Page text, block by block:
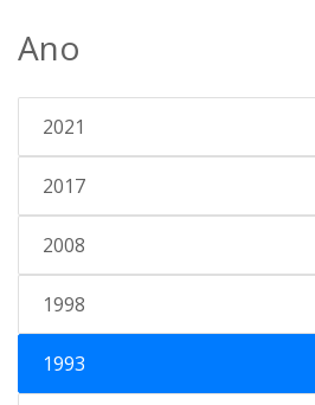
Ano
2021
2017
2008
1998
1993